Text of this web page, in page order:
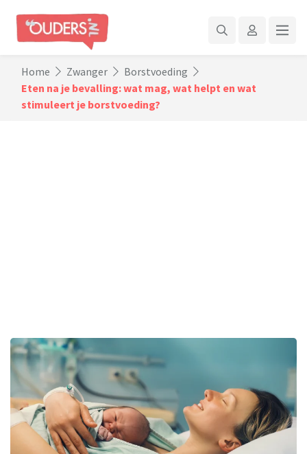
Home Zwanger
Borstvoeding
Eten na je bevalling: wat mag, wat helpt en wat
stimuleert je borstvoeding?